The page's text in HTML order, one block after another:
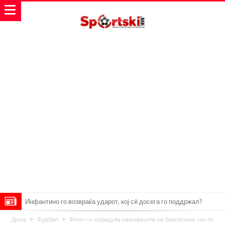
Инфантино го возвраќа ударот, кој сè досега го поддржал?
„Влегувам на стадионот за да го разнесам Меси со четири бомби“
Дома Фудбал
Флик ги израдува навивачите на Барселона, им го